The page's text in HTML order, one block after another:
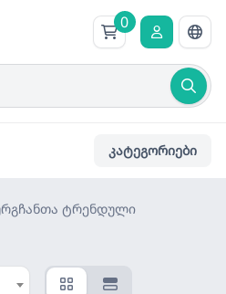
0
კატეგორიები
ტრენდული